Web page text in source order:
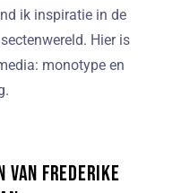
ik inspiratie in de
Hier is
monotype en
van Frederike